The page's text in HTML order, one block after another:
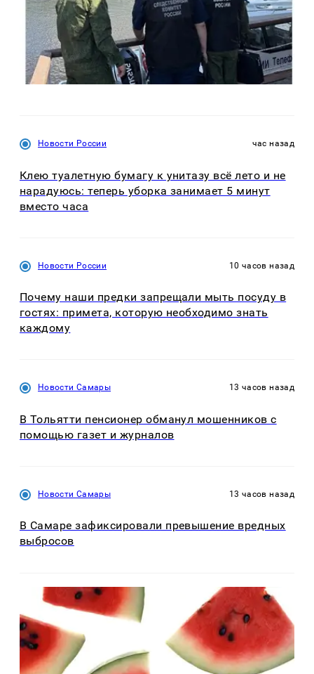
Новости России час назад
Клею туалетную бумагу к унитазу всё лето и не
нарадуюсь: теперь уборка занимает 5 минут
вместо часа
Новости России 10 часов назад
Почему наши предки запрещали мыть посуду в
гостях: примета, которую необходимо знать
каждому
Новости Самары 13 часов назад
В Тольятти пенсионер обманул мошенников с
помощью газет и журналов
Новости Самары 13 часов назад
В Самаре зафиксировали превышение вредных
выбросов